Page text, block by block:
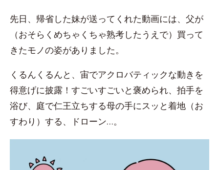
先日、帰省した妹が送ってくれた動画には、父が
（おそらくめちゃくちゃ熟考したうえで）買って
きたモノの姿がありました。
くるんくるんと、宙でアクロバティックな動きを
得意げに披露！すごいすごいと褒められ、拍手を
浴び、庭で仁王立ちする母の手にスッと着地（お
すわり）する、ドローン…。